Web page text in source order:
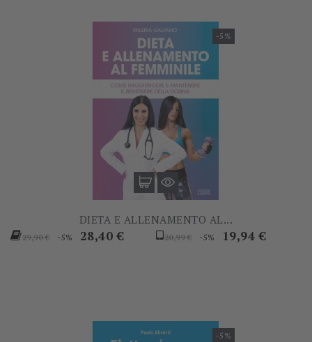
-5%
DIETA E ALLENAMENTO AL...
Prezzo
29,90 € -5% Prezzo
28,40 €
Prezzo
20,99 € -5% Prezzo
19,94 €
-5%